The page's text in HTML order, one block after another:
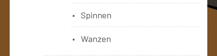
Spinnen
Wanzen